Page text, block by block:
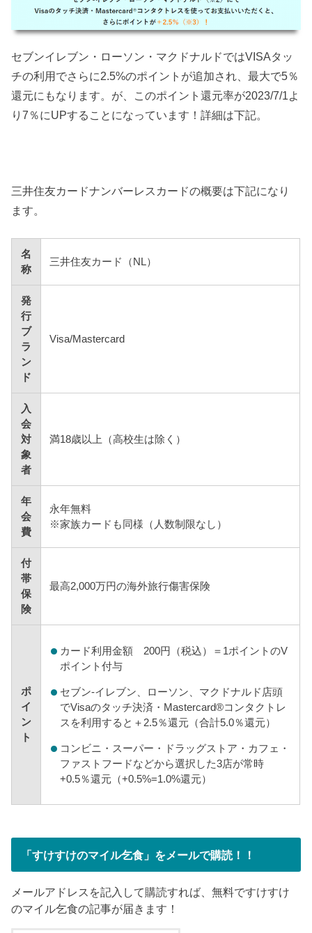
セブンイレブン・ローソン・マクドナルドではVISAタッ
チの利用でさらに2.5%のポイントが追加され、最大で5％
還元にもなります。が、このポイント還元率が2023/7/1よ
り7％にUPすることになっています！詳細は下記。
三井住友カードナンバーレスカードの概要は下記になり
ます。
名
称
三井住友カード（NL）
発
行
ブ
ラ
ン
ド
Visa/Mastercard
入
会
対
象
者
満18歳以上（高校生は除く）
年
会
費
永年無料
※家族カードも同様（人数制限なし）
付
帯
保
険
最高2,000万円の海外旅行傷害保険
ポ
イ
ン
ト
カード利用金額 200円（税込）＝1ポイントのV
ポイント付与
セブン-イレブン、ローソン、マクドナルド店頭
でVisaのタッチ決済・Mastercard®コンタクトレ
スを利用すると＋2.5％還元（合計5.0％還元）
コンビニ・スーパー・ドラッグストア・カフェ・
ファストフードなどから選択した3店が常時
+0.5％還元（+0.5%=1.0%還元）
「すけすけのマイル乞食」をメールで購読！！
メールアドレスを記入して購読すれば、無料ですけすけ
のマイル乞食の記事が届きます！